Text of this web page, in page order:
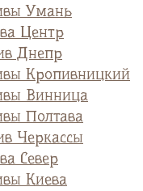
Умань
Центр
Днепр
Кропивницкий
Винница
Полтава
Черкассы
Север
Киева